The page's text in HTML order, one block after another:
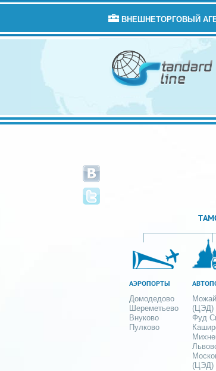
ВНЕШНЕТОРГОВЫЙ
АЭРОПОРТЫ
Домодедово
Шереметьево
Внуково
Пулково
(ЦЭД)
Фуд
(ЦЭД)